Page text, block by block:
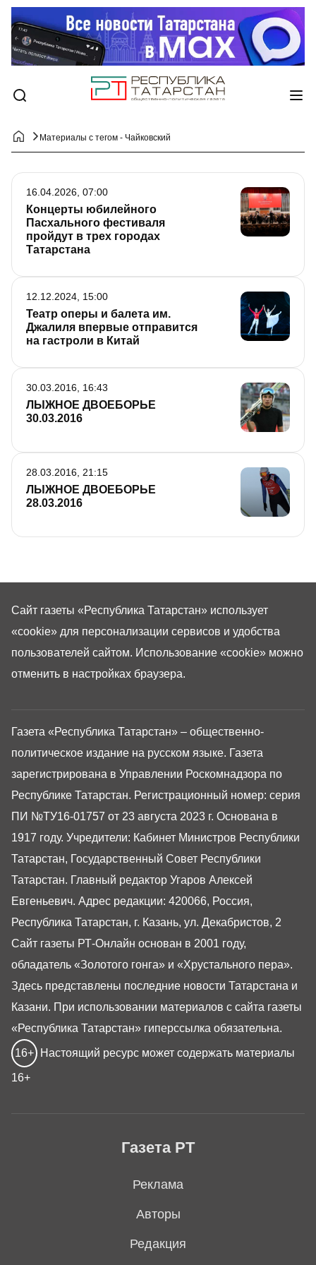
Материалы с тегом - Чайковский
Концерты юбилейного
Пасхального фестиваля
пройдут в трех городах
Татарстана
16.04.2026, 07:00
Театр оперы и балета им.
Джалиля впервые отправится
на гастроли в Китай
12.12.2024, 15:00
ЛЫЖНОЕ ДВОЕБОРЬЕ
30.03.2016
30.03.2016, 16:43
ЛЫЖНОЕ ДВОЕБОРЬЕ
28.03.2016
28.03.2016, 21:15
Газета РТ
Реклама
Авторы
Редакция
Газета «Республика Татарстан» – общественно-
политическое издание на русском языке. Газета
зарегистрирована в Управлении Роскомнадзора по
Республике Татарстан. Регистрационный номер: серия
ПИ №ТУ16-01757 от 23 августа 2023 г. Основана в
1917 году. Учредители: Кабинет Министров Республики
Татарстан, Государственный Совет Республики
Татарстан. Главный редактор Угаров Алексей
Евгеньевич. Адрес редакции: 420066, Россия,
Республика Татарстан, г. Казань, ул. Декабристов, 2
Сайт газеты РТ-Онлайн основан в 2001 году,
обладатель «Золотого гонга» и «Хрустального пера».
Здесь представлены последние новости Татарстана и
Казани. При использовании материалов с сайта газеты
«Республика Татарстан» гиперссылка обязательна.
16+ Настоящий ресурс может содержать материалы
16+
Сайт газеты «Республика Татарстан» использует
«cookie» для персонализации сервисов и удобства
пользователей сайтом. Использование «cookie» можно
отменить в настройках браузера.